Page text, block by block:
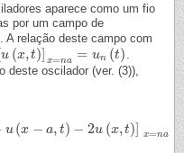
aparece como um fio
por um campo de
A relação deste campo com
[u (x,t)] x=na = un (t)
u( x,t)]x = na =u (t)
.
deste oscilador (ver. (3)),
u (x − a, t) − 2u (x, t)] x=na
−2 u(x ,t) x= n a